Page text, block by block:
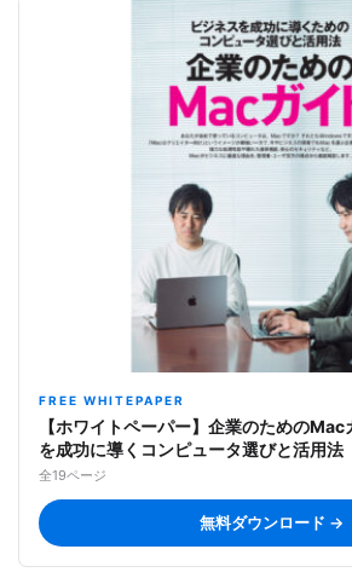
FREE WHITEPAPER
【ホワイトペーパー】企業のための
を成功に導くコンピュータ選びと活用法
全19ページ
無料ダウンロード →